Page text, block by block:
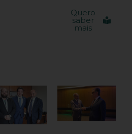
Quero
saber
mais